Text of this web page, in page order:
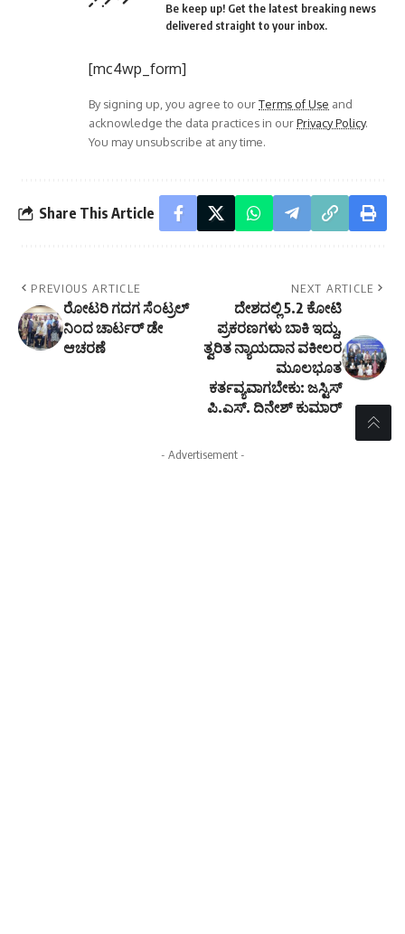
Be keep up! Get the latest breaking news
delivered straight to your inbox.
[mc4wp_form]
By signing up, you agree to ourTerms of Use and
acknowledge the data practices in ourPrivacy Policy.
You may unsubscribe at any time.
Share This Article
PREVIOUS ARTICLE
ರೋಟರಿ ಗದಗ ಸೆಂಟ್ರಲ್
ನಿಂದ ಚಾರ್ಟರ್ ಡೇ
ಆಚರಣೆ
NEXT ARTICLE
ದೇಶದಲ್ಲಿ 5.2 ಕೋಟಿ
ಪ್ರಕರಣಗಳು ಬಾಕಿ ಇದ್ದು,
ತ್ವರಿತ ನ್ಯಾಯದಾನ ವಕೀಲರ
ಮೂಲಭೂತ
ಕರ್ತವ್ಯವಾಗಬೇಕು: ಜಸ್ಟಿಸ್
ಪಿ.ಎಸ್. ದಿನೇಶ್ ಕುಮಾರ್
- Advertisement -